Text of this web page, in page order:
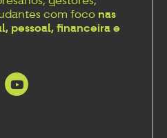
com foco nas
pessoal, financeira e